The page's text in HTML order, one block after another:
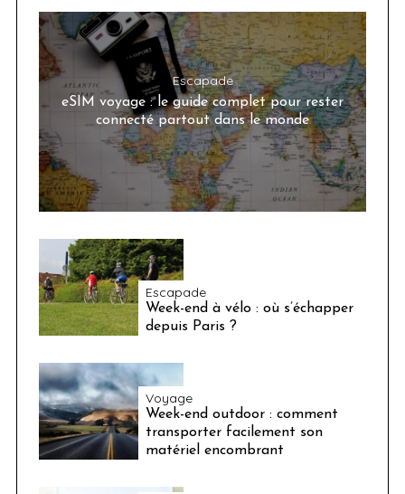
Escapade
eSIM voyage : le guide complet pour rester
connecté partout dans le monde
Escapade
Week-end à vélo : où s’échapper
depuis Paris ?
Voyage
Week-end outdoor : comment
transporter facilement son
matériel encombrant